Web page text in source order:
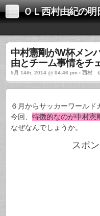
ＯＬ西村由紀の明
中村憲剛がW杯メン
由とチーム事情をチ
5月 14th, 2014 @ 04:46 pm › 西村
６月からサッカーワールド
今回、 特徴的なのが中村憲
なぜなんでしょうか。
スポ